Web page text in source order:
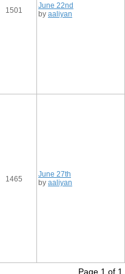
1501
June 22nd
by aaliyan
1465
June 27th
by aaliyan
Page 1 of 1